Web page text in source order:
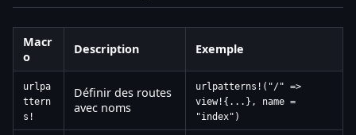
Macr
o
Description Exemple
urlpa
ttern
s!
Définir des routes
avec noms
urlpatterns!("/" =>
view!{...}, name =
"index")